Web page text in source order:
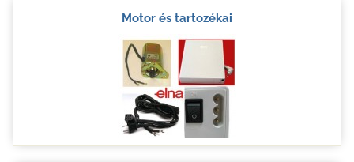
Motor és tartozékai